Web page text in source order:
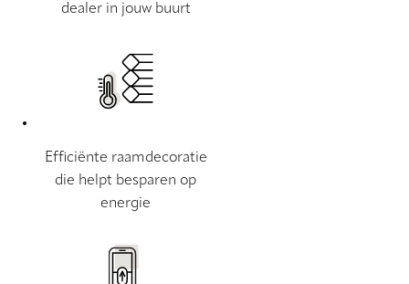
dealer in jouw buurt
Efficiënte raamdecoratie
die helpt besparen op
energie